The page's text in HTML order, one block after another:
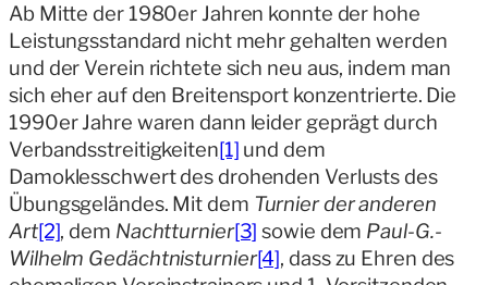
Ab Mitte der 1980er Jahren konnte der hohe
Leistungsstandard nicht mehr gehalten werden
und der Verein richtete sich neu aus, indem man
sich eher auf den Breitensport konzentrierte. Die
1990er Jahre waren dann leider geprägt durch
Verbandsstreitigkeiten[1] und dem
Damoklesschwert des drohenden Verlusts des
Übungsgeländes. Mit dem Turnier der anderen
Art[2], dem Nachtturnier[3] sowie dem Paul-G.-
Wilhelm Gedächtnisturnier[4], dass zu Ehren des